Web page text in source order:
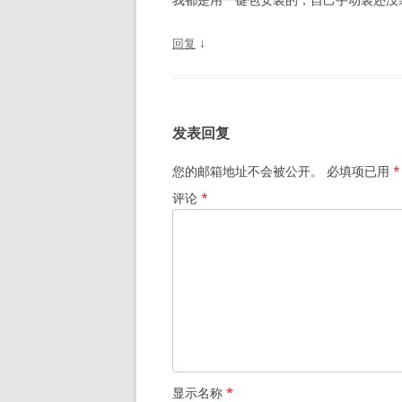
回复 ↓
发表回复
您的邮箱地址不会被公开。 必填项已用 *
评论 *
显示名称 *